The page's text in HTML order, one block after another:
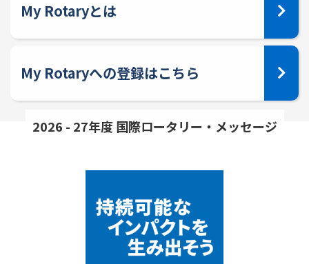
My Rotaryとは
My Rotaryへの登録はこちら
2026 - 27年度 国際ロータリー・メッセージ